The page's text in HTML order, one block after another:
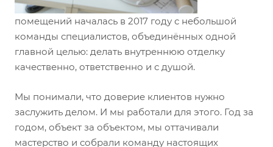
помещений началась в 2017 году с небольшой
команды специалистов, объединённых одной
главной целью: делать внутреннюю отделку
качественно, ответственно и с душой.
Мы понимали, что доверие клиентов нужно
заслужить делом. И мы работали для этого. Год за
годом, объект за объектом, мы оттачивали
мастерство и собрали команду настоящих